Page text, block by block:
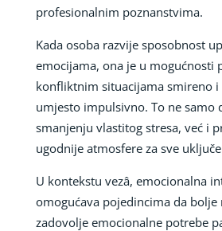
profesionalnim poznanstvima.
Kada osoba razvije sposobnost
emocijama, ona je u mogućnosti
konfliktnim situacijama smireno
umjesto impulsivno. To ne samo
smanjenju vlastitog stresa, već i
ugodnije atmosfere za sve
U kontekstu vezâ, emocionalna
omogućava pojedincima da bolje
zadovolje emocionalne potrebe